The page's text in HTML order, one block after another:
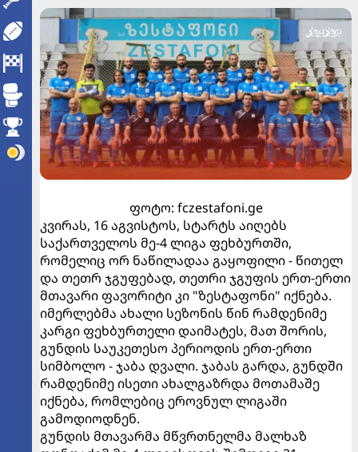
ფოტო: fczestafoni.ge
კვირას, 16 აგვისტოს, სტარტს აიღებს
საქართველოს მე-4 ლიგა ფეხბურთში,
რომელიც ორ ნაწილადაა გაყოფილი - წითელ
და თეთრ ჯგუფებად, თეთრი ჯგუფის ერთ-ერთი
მთავარი ფავორიტი კი "ზესტაფონი" იქნება.
იმერლებმა ახალი სეზონის წინ რამდენიმე
კარგი ფეხბურთელი დაიმატეს, მათ შორის,
გუნდის საუკეთესო პერიოდის ერთ-ერთი
სიმბოლო - ჯაბა დვალი. ჯაბას გარდა, გუნდში
რამდენიმე ისეთი ახალგაზრდა მოთამაშე
იქნება, რომლებიც ეროვნულ ლიგაში
გამოდიოდნენ.
გუნდის მთავარმა მწვრთნელმა მალხაზ